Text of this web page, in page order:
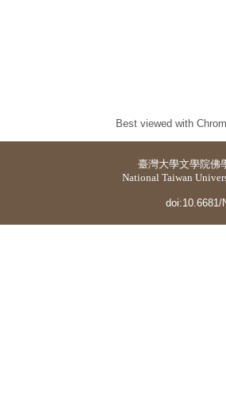
Best viewed with
臺灣大學文學院佛
National Taiwan
doi:10.6681/